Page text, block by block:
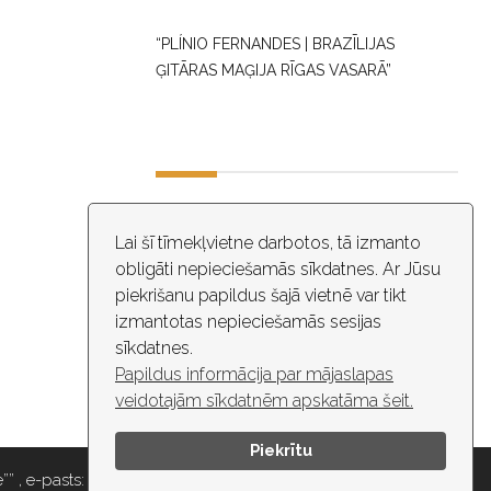
Lai šī tīmekļvietne darbotos, tā izmanto
obligāti nepieciešamās sīkdatnes. Ar Jūsu
piekrišanu papildus šajā vietnē var tikt
izmantotas nepieciešamās sesijas
sīkdatnes.
Papildus informācija par mājaslapas
veidotajām sīkdatnēm apskatāma šeit.
Piekrītu
“PLÍNIO FERNANDES | BRAZĪLIJAS
ĢITĀRAS MAĢIJA RĪGAS VASARĀ”
DARBA LAIKS
10:00 - 18:30
ĒKĀ NOTIEK VIDEO NOVĒROŠANA
e-pasts: maza.gilde@riga.lv, tālr: 67037418